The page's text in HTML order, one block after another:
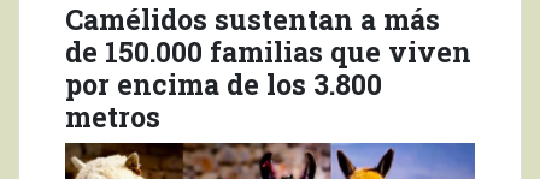
Camélidos sustentan a más
de 150.000 familias que viven
por encima de los 3.800
metros